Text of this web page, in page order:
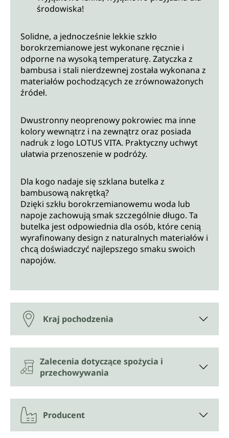
środowiska!
Solidne, a jednocześnie lekkie szkło
borokrzemianowe jest wykonane ręcznie i
odporne na wysoką temperaturę. Zatyczka z
bambusa i stali nierdzewnej została wykonana z
materiałów pochodzących ze zrównoważonych
źródeł.
Dwustronny neoprenowy pokrowiec ma inne
kolory wewnątrz i na zewnątrz oraz posiada
nadruk z logo LOTUS VITA. Praktyczny uchwyt
ułatwia przenoszenie w podróży.
Dla kogo nadaje się szklana butelka z
bambusową nakrętką?
Dzięki szkłu borokrzemianowemu woda lub
napoje zachowują smak szczególnie długo. Ta
butelka jest odpowiednia dla osób, które cenią
wyrafinowany design z naturalnych materiałów i
chcą doświadczyć najlepszego smaku swoich
napojów.
Kraj pochodzenia
Zalecenia dotyczące spożycia i
przechowywania
Producent